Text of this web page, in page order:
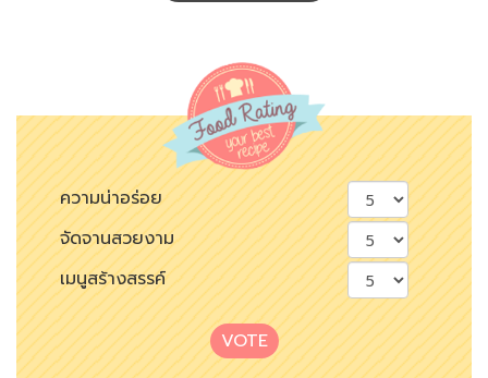
ความน่าอร่อย
จัดจานสวยงาม
เมนูสร้างสรรค์
VOTE